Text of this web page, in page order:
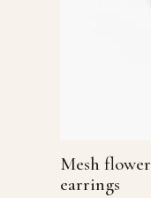
Mesh flower
earrings